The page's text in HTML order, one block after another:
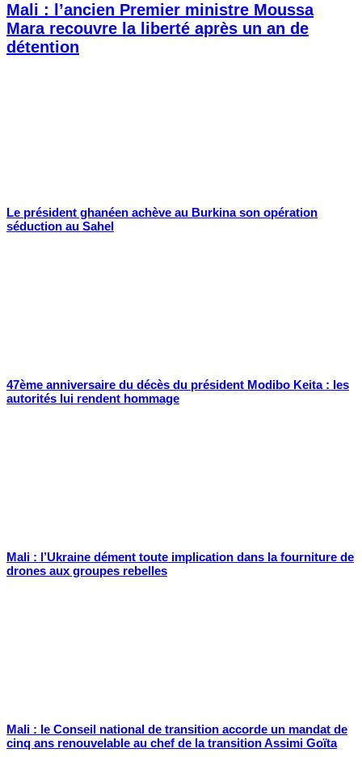
Mali : l’ancien Premier ministre Moussa
Mara recouvre la liberté après un an de
détention
Le président ghanéen achève au Burkina son opération
séduction au Sahel
47ème anniversaire du décès du président Modibo Keita : les
autorités lui rendent hommage
Mali : l’Ukraine dément toute implication dans la fourniture de
drones aux groupes rebelles
Mali : le Conseil national de transition accorde un mandat de
cinq ans renouvelable au chef de la transition Assimi Goïta